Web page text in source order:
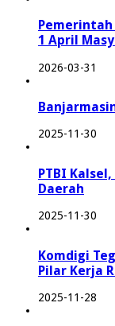
Pemerintah
1 April
2026-03-31
2025-11-30
PTBI
Daerah
2025-11-30
Komdigi
Pilar Kerja
2025-11-28